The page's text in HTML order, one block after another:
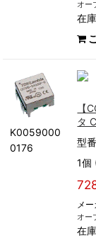
オー
在
K0059000
0176
【
タ
型
1個
メ
オー
在